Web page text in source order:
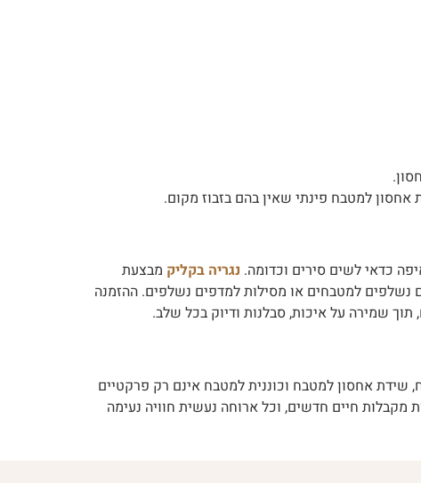
למטבח פינתי שאין בהם בזבוז מקום.
כדאי לשים סירים וכדומה. נגריה בקליק מבצעת
נשלפים למטבחים או מסילות למדפים נשלפים. ההזמנה
שמירה על איכות, סבלנות ודיוק בכל שלב.
שידת אחסון למטבח וכוננית למטבח אינם רק פרקטיים
מקבלות חיים חדשים, וכל ארוחה נעשית חוויה נעימה